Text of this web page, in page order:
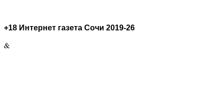
+18 Интернет газета Сочи 2019-26
&